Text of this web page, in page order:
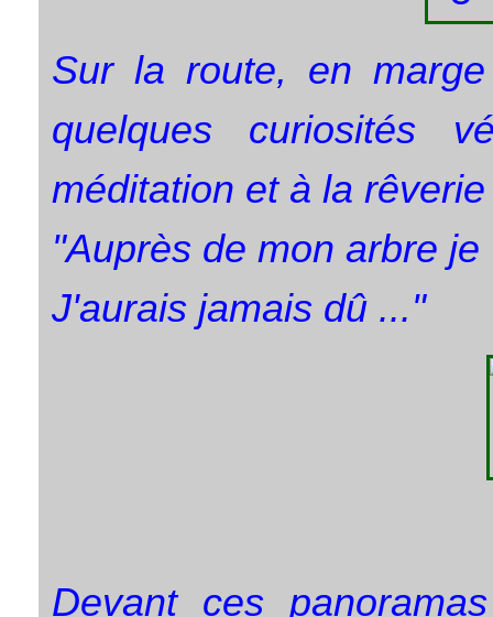
Sur la route, en
quelques curiosités
méditation et à la
"Auprès de mon arbre
J'aurais jamais dû ..."
Devant ces